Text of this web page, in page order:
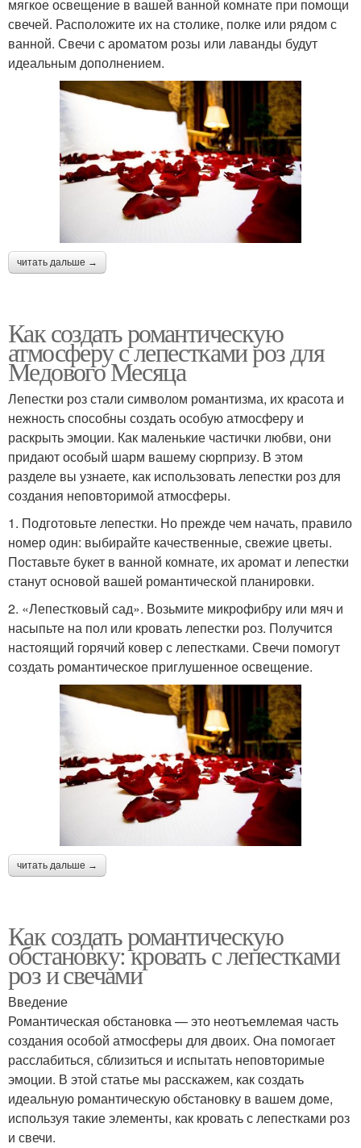
мягкое освещение в вашей ванной комнате при помощи
свечей. Расположите их на столике, полке или рядом с
ванной. Свечи с ароматом розы или лаванды будут
идеальным дополнением.
читать дальше →
Как создать романтическую
атмосферу с лепестками роз для
Медового Месяца
Лепестки роз стали символом романтизма, их красота и
нежность способны создать особую атмосферу и
раскрыть эмоции. Как маленькие частички любви, они
придают особый шарм вашему сюрпризу. В этом
разделе вы узнаете, как использовать лепестки роз для
создания неповторимой атмосферы.
1. Подготовьте лепестки. Но прежде чем начать, правило
номер один: выбирайте качественные, свежие цветы.
Поставьте букет в ванной комнате, их аромат и лепестки
станут основой вашей романтической планировки.
2. «Лепестковый сад». Возьмите микрофибру или мяч и
насыпьте на пол или кровать лепестки роз. Получится
настоящий горячий ковер с лепестками. Свечи помогут
создать романтическое приглушенное освещение.
читать дальше →
Как создать романтическую
обстановку: кровать с лепестками
роз и свечами
Введение
Романтическая обстановка — это неотъемлемая часть
создания особой атмосферы для двоих. Она помогает
расслабиться, сблизиться и испытать неповторимые
эмоции. В этой статье мы расскажем, как создать
идеальную романтическую обстановку в вашем доме,
используя такие элементы, как кровать с лепестками роз
и свечи.